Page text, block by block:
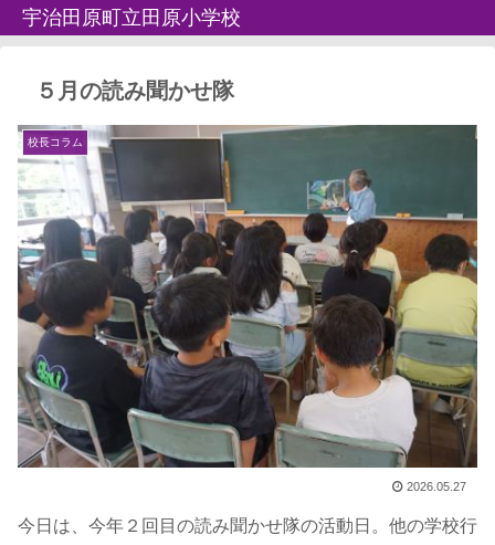
宇治田原町立田原小学校
５月の読み聞かせ隊
校長コラム
2026.05.27
今日は、今年２回目の読み聞かせ隊の活動日。他の学校行